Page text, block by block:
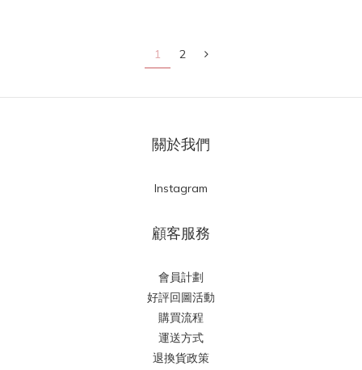
1 2
關於我們
Instagram
顧客服務
會員計劃
好評回圖活動
購買流程
運送方式
退換貨政策